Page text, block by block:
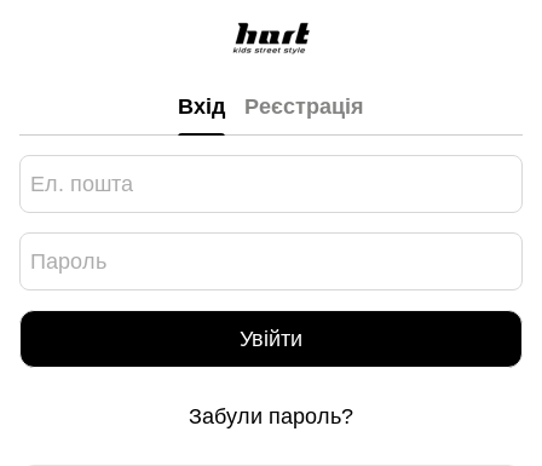
Вхід Реєстрація
Увійти
Забули пароль?